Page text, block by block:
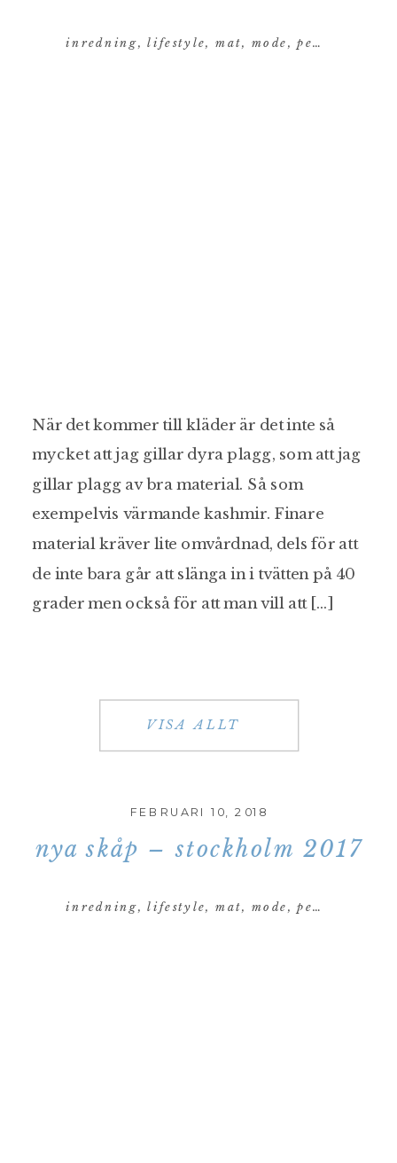
När det kommer till kläder är det inte så
mycket att jag gillar dyra plagg, som att jag
gillar plagg av bra material. Så som
exempelvis värmande kashmir. Finare
material kräver lite omvårdnad, dels för att
de inte bara går att slänga in i tvätten på 40
grader men också för att man vill att […]
inredning,lifestyle,mat, mode,personligt
VISA ALLT
nya skåp – stockholm 2017
FEBRUARI 10, 2018
inredning,lifestyle,mat, mode,personligt